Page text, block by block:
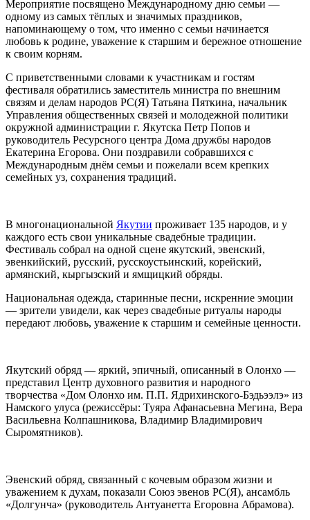
Мероприятие посвящено Международному дню семьи —
одному из самых тёплых и значимых праздников,
напоминающему о том, что именно с семьи начинается
любовь к родине, уважение к старшим и бережное отношение
к своим корням.
С приветственными словами к участникам и гостям
фестиваля обратились заместитель министра по внешним
связям и делам народов РС(Я) Татьяна Пяткина, начальник
Управления общественных связей и молодежной политики
окружной администрации г. Якутска Петр Попов и
руководитель Ресурсного центра Дома дружбы народов
Екатерина Егорова. Они поздравили собравшихся с
Международным днём семьи и пожелали всем крепких
семейных уз, сохранения традиций.
В многонациональной Якутии проживает 135 народов, и у
каждого есть свои уникальные свадебные традиции.
Фестиваль собрал на одной сцене якутский, эвенский,
эвенкийский, русский, русскоустьинский, корейский,
армянский, кыргызский и ямщицкий обряды.
Национальная одежда, старинные песни, искренние эмоции
— зрители увидели, как через свадебные ритуалы народы
передают любовь, уважение к старшим и семейные ценности.
Якутский обряд — яркий, эпичный, описанный в Олонхо —
представил Центр духовного развития и народного
творчества «Дом Олонхо им. П.П. Ядрихинского-Бэдьээлэ» из
Намского улуса (режиссёры: Туяра Афанасьевна Мегина, Вера
Васильевна Колпашникова, Владимир Владимирович
Сыромятников).
Эвенский обряд, связанный с кочевым образом жизни и
уважением к духам, показали Союз эвенов РС(Я), ансамбль
«Долгунча» (руководитель Антуанетта Егоровна Абрамова).